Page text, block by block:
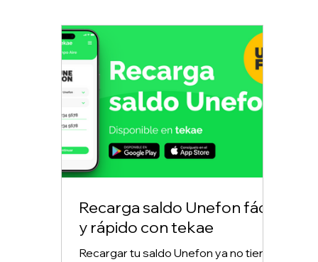
Recarga saldo Unefon fácil
y rápido con tekae
Recargar tu saldo Unefon ya no tiene